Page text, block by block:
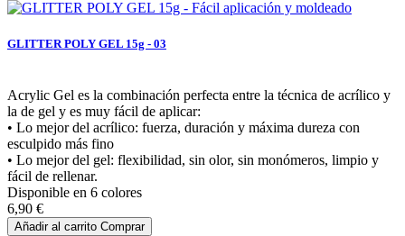
GLITTER POLY GEL 15g - 03
Acrylic Gel es la combinación perfecta entre la técnica de acrílico y
la de gel y es muy fácil de aplicar:
• Lo mejor del acrílico: fuerza, duración y máxima dureza con
esculpido más fino
• Lo mejor del gel: flexibilidad, sin olor, sin monómeros, limpio y
fácil de rellenar.
Disponible en 6 colores
6,90 €
Añadir al carrito Comprar